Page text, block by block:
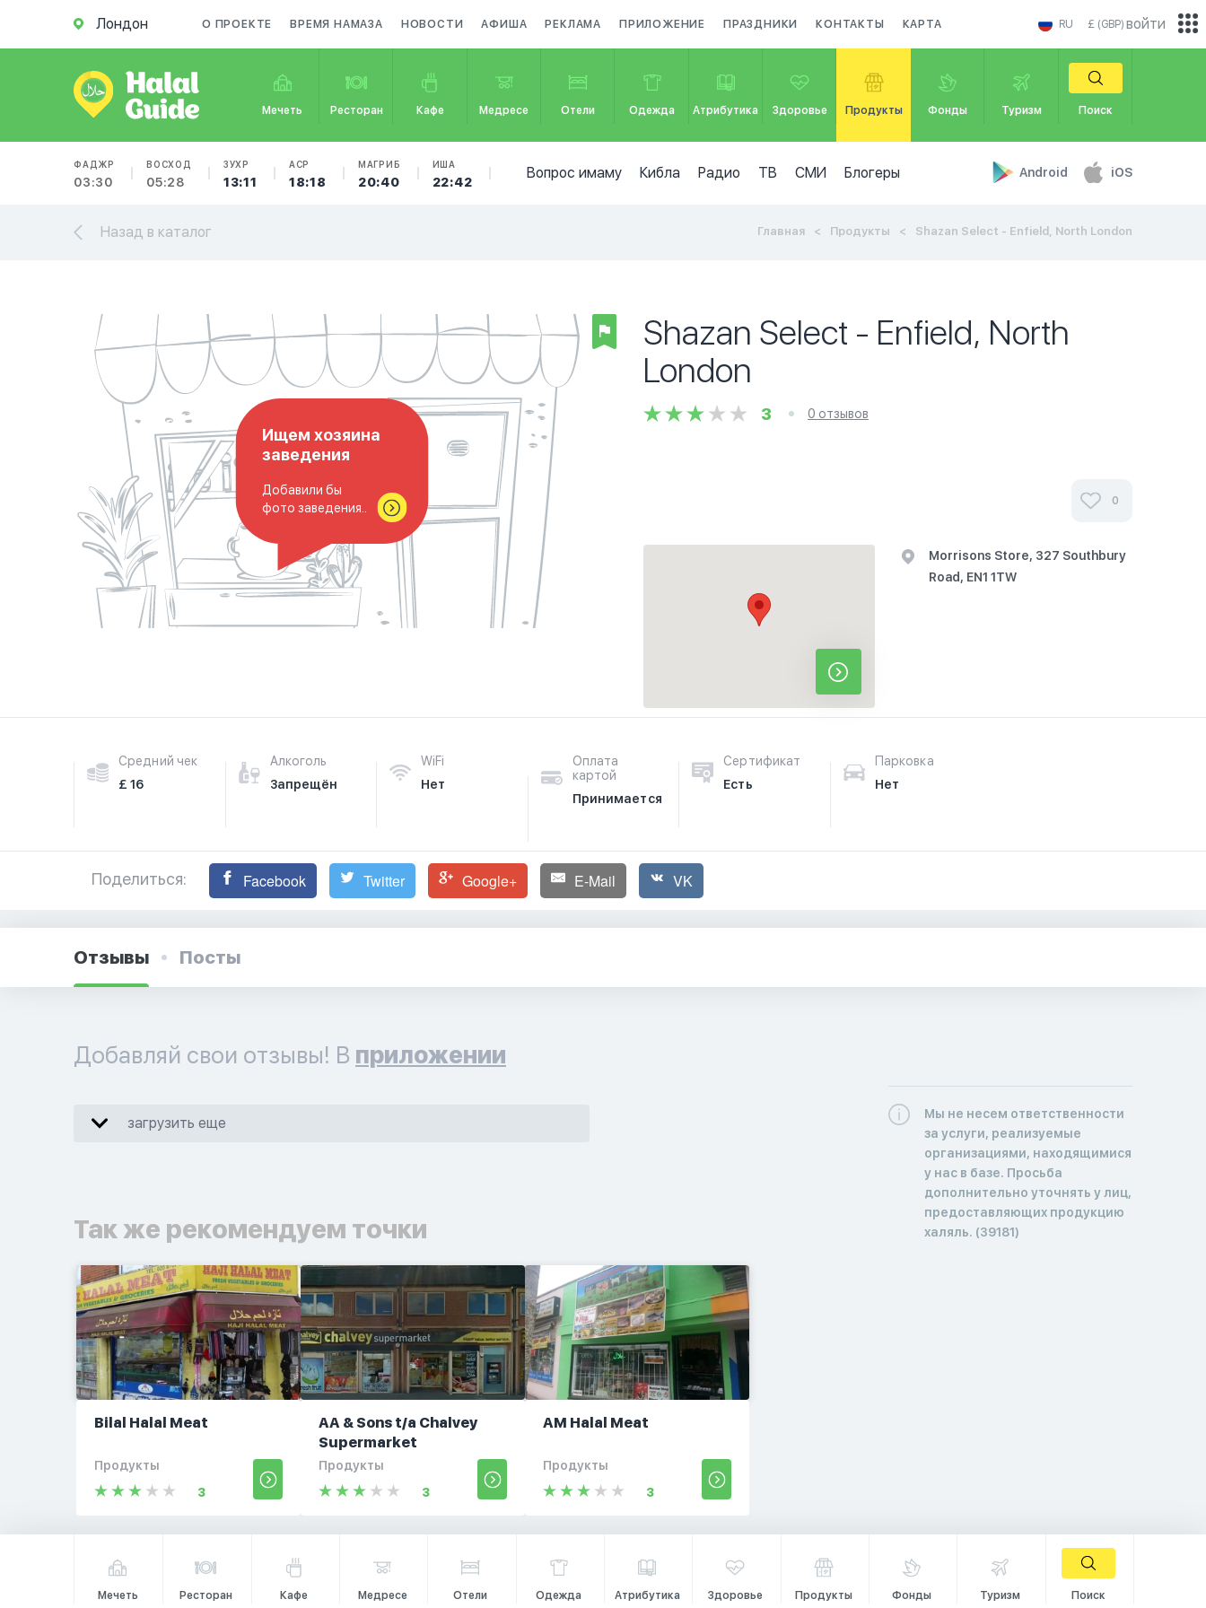
Лондон О ПРОЕКТЕ ВРЕМЯ НАМАЗА НОВОСТИ АФИША РЕКЛАМА ПРИЛОЖЕНИЕ ПРАЗДНИКИ КОНТАКТЫ КАРТА RU £ (GBP)
Мечеть Ресторан Кафе Медресе Отели Одежда Атрибутика Здоровье Продукты Фонды Туризм Поиск
ФАДЖР
03:30
ВОСХОД
05:28
ЗУХР
13:11
АСР
18:18
МАГРИБ
20:40
ИША
22:42
Вопрос имаму Кибла Радио ТВ СМИ Блогеры Android iOS
войти
Назад в каталог Главная Продукты Shazan Select - Enfield, North London
Ищем хозяина
заведения
Добавили бы
фото заведения..
Shazan Select - Enfield, North
London
3 0 отзывов
0
Morrisons Store, 327 Southbury
Road, EN1 1TW
Средний чек
£ 16
Алкоголь
Запрещён
WiFi
Нет
Оплата
картой
Принимается
Сертификат
Есть
Парковка
Нет
Поделиться: Facebook Twitter Google+ E-Mail VK
Отзывы Посты
Добавляй свои отзывы! В приложении
загрузить еще
Так же рекомендуем точки
Bilal Halal Meat
Продукты
3
AA & Sons t/a Chalvey
Supermarket
Продукты
3
AM Halal Meat
Продукты
3
Мы не несем ответственности
за услуги, реализуемые
организациями, находящимися
у нас в базе. Просьба
дополнительно уточнять у лиц,
предоставляющих продукцию
халяль. (39181)
Мечеть Ресторан Кафе Медресе Отели Одежда Атрибутика Здоровье Продукты Фонды Туризм Поиск